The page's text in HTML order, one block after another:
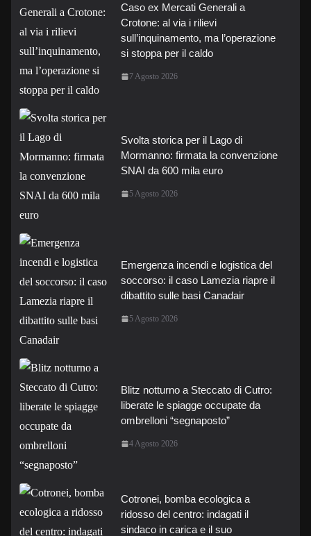
Caso ex Mercati Generali a
Crotone: al via i rilievi
sull’inquinamento, ma l’operazione
si stoppa per il caldo
7 Agosto 2026
Svolta storica per il Lago di
Mormanno: firmata la convenzione
SNAI da 600 mila euro
5 Agosto 2026
Emergenza incendi e logistica del
soccorso: il caso Lamezia riapre il
dibattito sulle basi Canadair
5 Agosto 2026
Blitz notturno a Steccato di Cutro:
liberate le spiagge occupate da
ombrelloni “segnaposto”
4 Agosto 2026
Cotronei, bomba ecologica a
ridosso del centro: indagati il
sindaco in carica e il suo